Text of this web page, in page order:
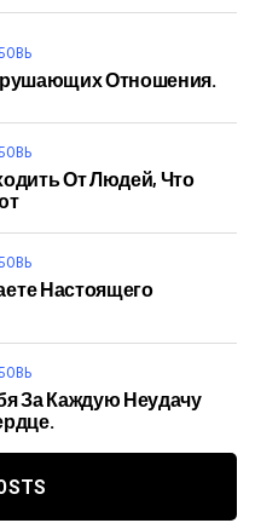
Отношения.
От Людей, Что
Настоящего
За Каждую Неудачу